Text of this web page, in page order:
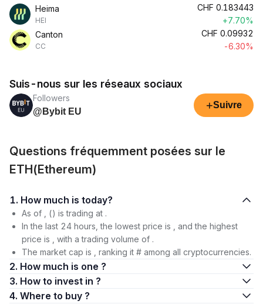
Heima
HEI
CHF 0.183443
+7.70%
Canton
CC
CHF 0.09932
-6.30%
Suis-nous sur les réseaux sociaux
Followers
@Bybit EU
+Suivre
Questions fréquemment posées sur le
ETH(Ethereum)
1. How much is today?
As of , () is trading at .
In the last 24 hours, the lowest price is , and the highest
price is , with a trading volume of .
The market cap is , ranking it # among all cryptocurrencies.
2. How much is one ?
3. How to invest in ?
4. Where to buy ?